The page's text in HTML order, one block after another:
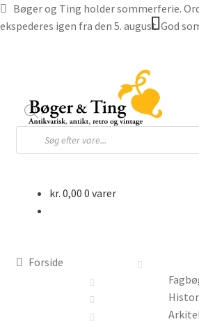
Bøger og Ting holder sommerferie.
ekspederes igen fra den 5. august. God
navigation
indhold
Products
search
kr. 0,00 0 varer
Forside